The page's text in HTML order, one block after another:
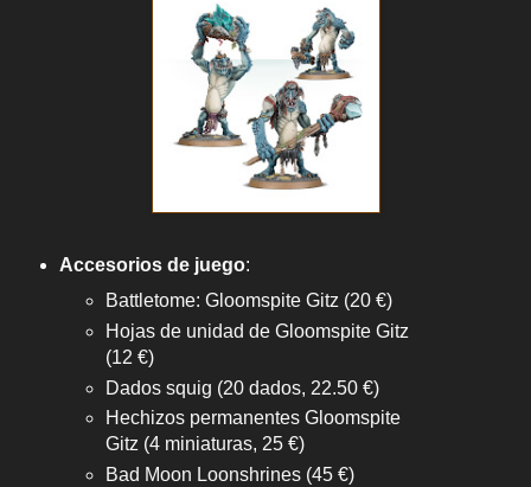
Accesorios de juego:
Battletome: Gloomspite Gitz (20 €)
Hojas de unidad de Gloomspite Gitz
(12 €)
Dados squig (20 dados, 22.50 €)
Hechizos permanentes Gloomspite
Gitz (4 miniaturas, 25 €)
Bad Moon Loonshrines (45 €)